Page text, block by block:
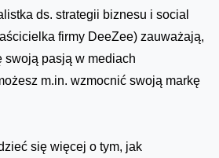
ds. strategii biznesu i social
firmy DeeZee) zauważają,
pasją w mediach
m.in. wzmocnić swoją markę
się więcej o tym, jak